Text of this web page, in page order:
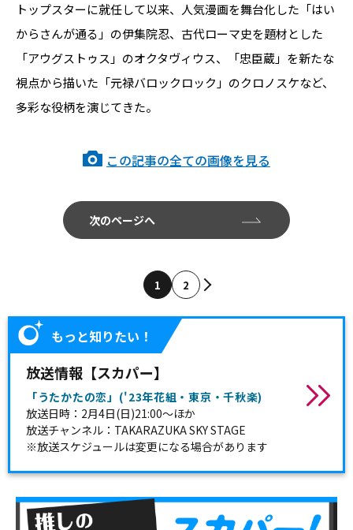
トップスターに就任して以来、人気漫画を舞台化した「はい
からさんが通る」の伊集院忍、古代ローマ史を題材とした
「アウグストゥス」のオクタヴィウス、「忠臣蔵」を新たな
視点から描いた「元禄バロックロック」のクロノスケなど、
多彩な役柄を演じてきた。
この記事の全ての画像を見る
次のページへ
1 2
もっと知りたい！
放送情報【スカパー】
「うたかたの恋」('23年花組・東京・千秋楽)
放送日時：2月4日(日)21:00～ほか
放送チャンネル：TAKARAZUKA SKY STAGE
※放送スケジュールは変更になる場合があります